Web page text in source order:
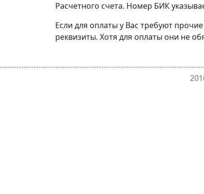
Расчетного счета. Номер БИК
Если для оплаты у Вас требуют
реквизиты. Хотя для оплаты они не